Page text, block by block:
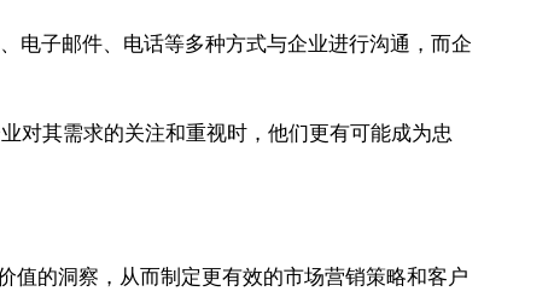
电子邮件、电话等多种方式与企业进行沟通，而企
对其需求的关注和重视时，他们更有可能成为忠
的洞察，从而制定更有效的市场营销策略和客户